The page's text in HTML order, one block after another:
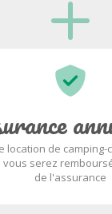
location de
vous serez
de l'assurance